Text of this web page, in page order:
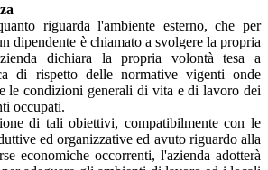
riguarda l'ambiente esterno, che per
dipendente è chiamato a svolgere la propria
dichiara la propria volontà tesa a
di rispetto delle normative vigenti onde
le condizioni generali di vita e di lavoro dei
occupati.
di tali obiettivi, compatibilmente con le
ed organizzative ed avuto riguardo alla
economiche occorrenti, l'azienda adotterà